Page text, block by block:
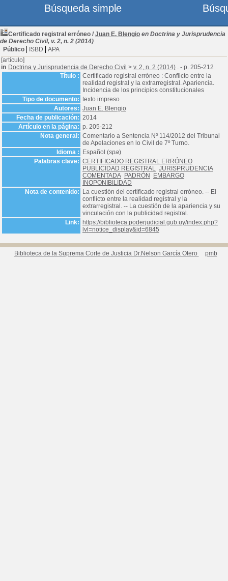
Certificado registral erróneo / Juan E. Blengio en Doctrina y Jurisprudencia
de Derecho Civil, v. 2, n. 2 (2014)
Público
ISBD
APA
[artículo]
in Doctrina y Jurisprudencia de Derecho Civil > v. 2, n. 2 (2014) . - p. 205-212
Título : Certificado registral erróneo : Conflicto entre la
realidad registral y la extrarregistral. Apariencia.
Incidencia de los principios constitucionales
Tipo de documento: texto impreso
Autores: Juan E. Blengio
Fecha de publicación: 2014
Artículo en la página: p. 205-212
Nota general: Comentario a Sentencia Nº 114/2012 del Tribunal
de Apelaciones en lo Civil de 7º Turno.
Idioma :
Español (spa)
Palabras clave: CERTIFICADO REGISTRAL ERRÓNEO
PUBLICIDAD REGISTRAL JURISPRUDENCIA
COMENTADA PADRÓN
EMBARGO
INOPONIBILIDAD
Nota de contenido:
La cuestión del certificado registral erróneo. -- El
conflicto entre la realidad registral y la
extrarregistral. -- La cuestión de la apariencia y su
vinculación con la publicidad registral.
Link:
https://biblioteca.poderjudicial.gub.uy/index.php?
lvl=notice_display&id=6845
Biblioteca de la Suprema Corte de Justicia Dr.Nelson García Otero pmb
Búsqueda simple